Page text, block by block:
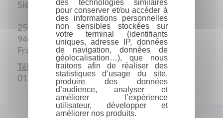
Siège social
25 Avenue Georges Duhamel
94000 Créteil
France
Téléphone :
01.43.77.50.91
des technologies similaires
pour conserver et/ou accéder à
des informations personnelles
non sensibles stockées sur
votre terminal (identifiants
uniques, adresse IP, données
de navigation, données de
géolocalisation…), que nous
traitons afin de réaliser des
statistiques d’usage du site,
produire des données
d’audience, analyser et
améliorer l’expérience
utilisateur, développer et
améliorer nos produits.